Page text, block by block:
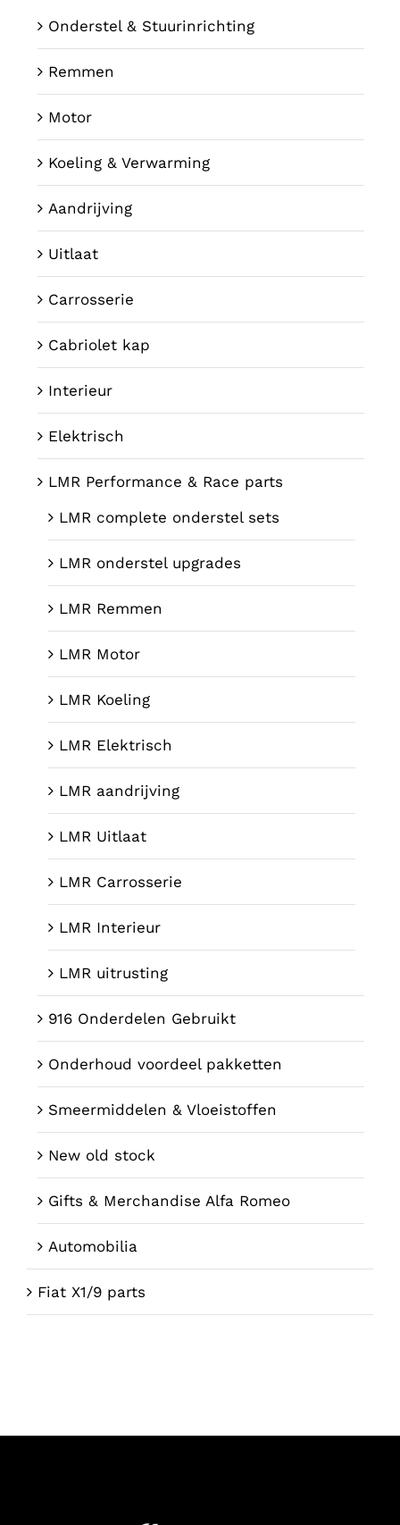
Onderstel & Stuurinrichting
Remmen
Motor
Koeling & Verwarming
Aandrijving
Uitlaat
Carrosserie
Cabriolet kap
Interieur
Elektrisch
LMR Performance & Race parts
LMR complete onderstel sets
LMR onderstel upgrades
LMR Remmen
LMR Motor
LMR Koeling
LMR Elektrisch
LMR aandrijving
LMR Uitlaat
LMR Carrosserie
LMR Interieur
LMR uitrusting
916 Onderdelen Gebruikt
Onderhoud voordeel pakketten
Smeermiddelen & Vloeistoffen
New old stock
Gifts & Merchandise Alfa Romeo
Automobilia
Fiat X1/9 parts